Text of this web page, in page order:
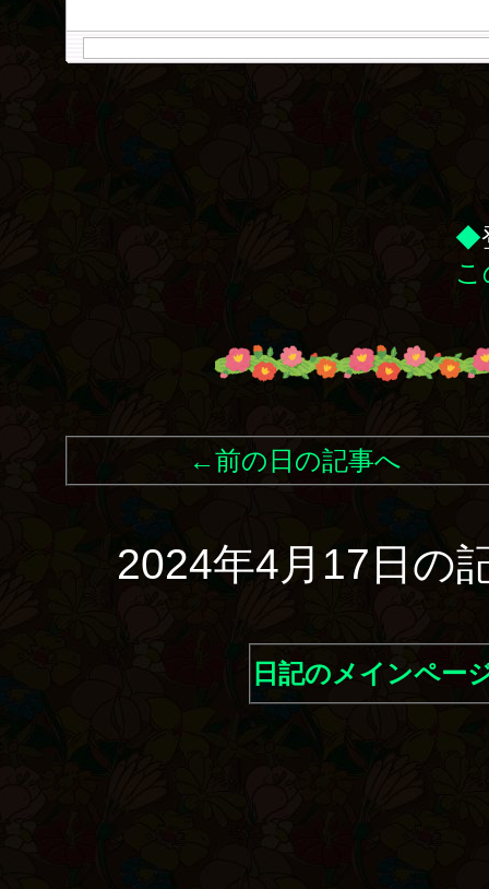
◆
こ
←前の日の記事へ
2024年4月17日の
日記のメインペー